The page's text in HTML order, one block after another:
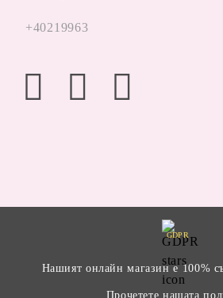
+40219963
GDPR
Нашият онлайн магазин е 100%
Прочетете нашата